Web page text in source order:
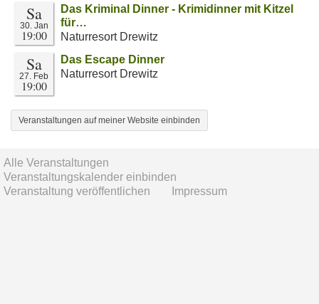
Sa
30. Jan
19:00
Das Kriminal Dinner - Krimidinner mit Kitzel
für…
Naturresort Drewitz
Sa
27. Feb
19:00
Das Escape Dinner
Naturresort Drewitz
Veranstaltungen auf meiner Website einbinden
Alle Veranstaltungen
Veranstaltungskalender einbinden
Veranstaltung veröffentlichen
Impressum